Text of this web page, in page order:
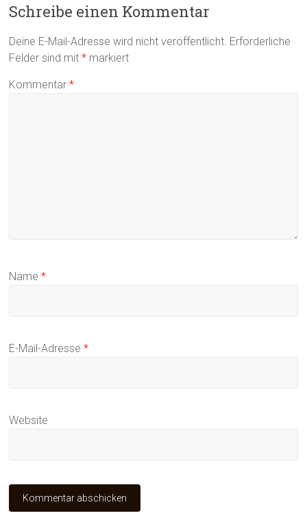
Schreibe einen Kommentar
Deine E-Mail-Adresse wird nicht veröffentlicht. Erforderliche
Felder sind mit* markiert
Kommentar*
Name*
E-Mail-Adresse*
Website